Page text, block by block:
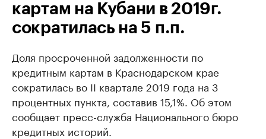
картам на Кубани в 2019г.
сократилась на 5 п.п.
Доля просроченной задолженности по
кредитным картам в Краснодарском крае
сократилась во II квартале 2019 года на 3
процентных пункта, составив 15,1%. Об этом
сообщает пресс-служба Национального бюро
кредитных историй.